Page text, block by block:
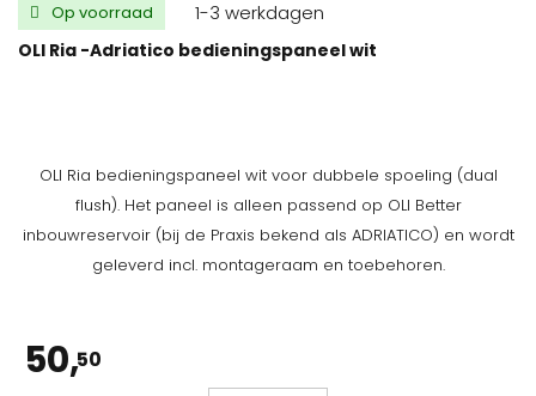
Op voorraad 1-3 werkdagen
OLI Ria -Adriatico bedieningspaneel wit
OLI Ria bedieningspaneel wit voor dubbele spoeling (dual
flush). Het paneel is alleen passend op OLI Better
inbouwreservoir (bij de Praxis bekend als ADRIATICO) en wordt
geleverd incl. montageraam en toebehoren.
50,50